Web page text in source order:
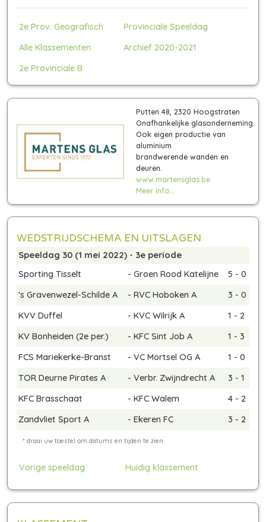
2e Prov. Geografisch
Provinciale Speeldag
Alle Klassementen
Archief 2020-2021
2e Provinciale B
Putten 48, 2320 Hoogstraten
Onafhankelijke glasonderneming.
Ook eigen productie van
aluminium
brandwerende wanden en
deuren.
www.martensglas.be
Meer info...
WEDSTRIJDSCHEMA EN UITSLAGEN
Speeldag 30 (1 mei 2022) - 3e periode
Sporting Tisselt
- Groen Rood Katelijne
5 - 0
's Gravenwezel-Schilde A
- RVC Hoboken A
3 - 0
KVV Duffel
- KVC Wilrijk A
1 - 2
KV Bonheiden (2e per.) - KFC Sint Job A
1 - 3
FCS Mariekerke-Branst
- VC Mortsel OG A
1 - 0
TOR Deurne Pirates A
- Verbr. Zwijndrecht A
3 - 1
KFC Brasschaat
- KFC Walem
4 - 2
Zandvliet Sport A
- Ekeren FC 3 - 2
Vorige speeldag Huidig klassement